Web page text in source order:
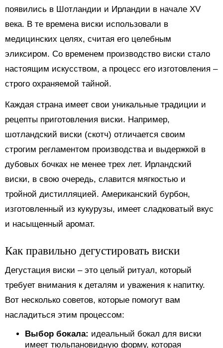
появились в Шотландии и Ирландии в начале XV
века. В те времена виски использовали в
медицинских целях, считая его целебным
эликсиром. Со временем производство виски стало
настоящим искусством, а процесс его изготовления –
строго охраняемой тайной.
Каждая страна имеет свои уникальные традиции и
рецепты приготовления виски. Например,
шотландский виски (скотч) отличается своим
строгим регламентом производства и выдержкой в
дубовых бочках не менее трех лет. Ирландский
виски, в свою очередь, славится мягкостью и
тройной дистилляцией. Американский бурбон,
изготовленный из кукурузы, имеет сладковатый вкус
и насыщенный аромат.
Как правильно дегустировать виски
Дегустация виски – это целый ритуал, который
требует внимания к деталям и уважения к напитку.
Вот несколько советов, которые помогут вам
насладиться этим процессом:
Выбор бокала: идеальный бокал для виски
имеет тюльпановидную форму, которая